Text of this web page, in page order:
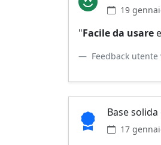
19
"Facile da usare
Feedback utente
Base
17